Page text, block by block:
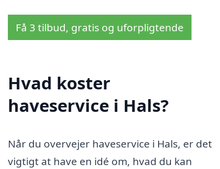
Få 3 tilbud, gratis og uforpligtende
Hvad koster
haveservice i Hals?
Når du overvejer haveservice i Hals, er det
vigtigt at have en idé om, hvad du kan